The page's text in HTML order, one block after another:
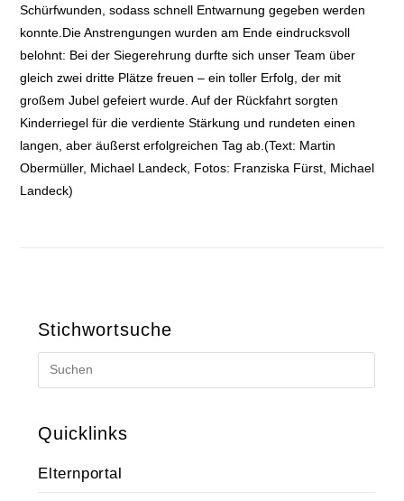
Schürfwunden, sodass schnell Entwarnung gegeben werden
konnte.Die Anstrengungen wurden am Ende eindrucksvoll
belohnt: Bei der Siegerehrung durfte sich unser Team über
gleich zwei dritte Plätze freuen – ein toller Erfolg, der mit
großem Jubel gefeiert wurde. Auf der Rückfahrt sorgten
Kinderriegel für die verdiente Stärkung und rundeten einen
langen, aber äußerst erfolgreichen Tag ab.(Text: Martin
Obermüller, Michael Landeck, Fotos: Franziska Fürst, Michael
Landeck)
Stichwortsuche
Quicklinks
Elternportal